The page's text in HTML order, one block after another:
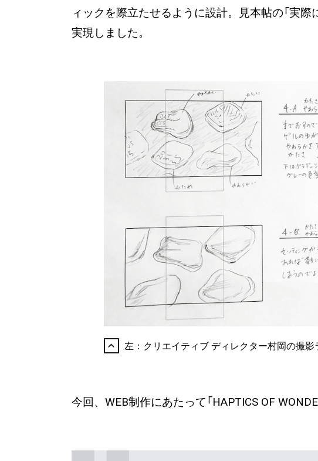
ィックを際立たせるように設計。見本帖の「実
実現しました。
左：クリエイティブ ディレクター村岡の撮
今回、WEB制作にあたって「HAPTICS OF